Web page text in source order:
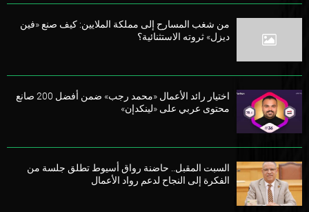
من شغب المسارح إلى مملكة الملايين: كيف صنع «فين
ديزل» ثروته الاستثنائية؟
اختيار رائد الأعمال «محمد رجب» ضمن أفضل 200 صانع
محتوى عربي على «لينكدإن»
السبت المقبل.. حاضنة رواق أسيوط تطلق جلسة من
الفكرة إلى النجاح لدعم رواد الأعمال